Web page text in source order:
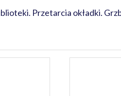
Przetarcia okładki.